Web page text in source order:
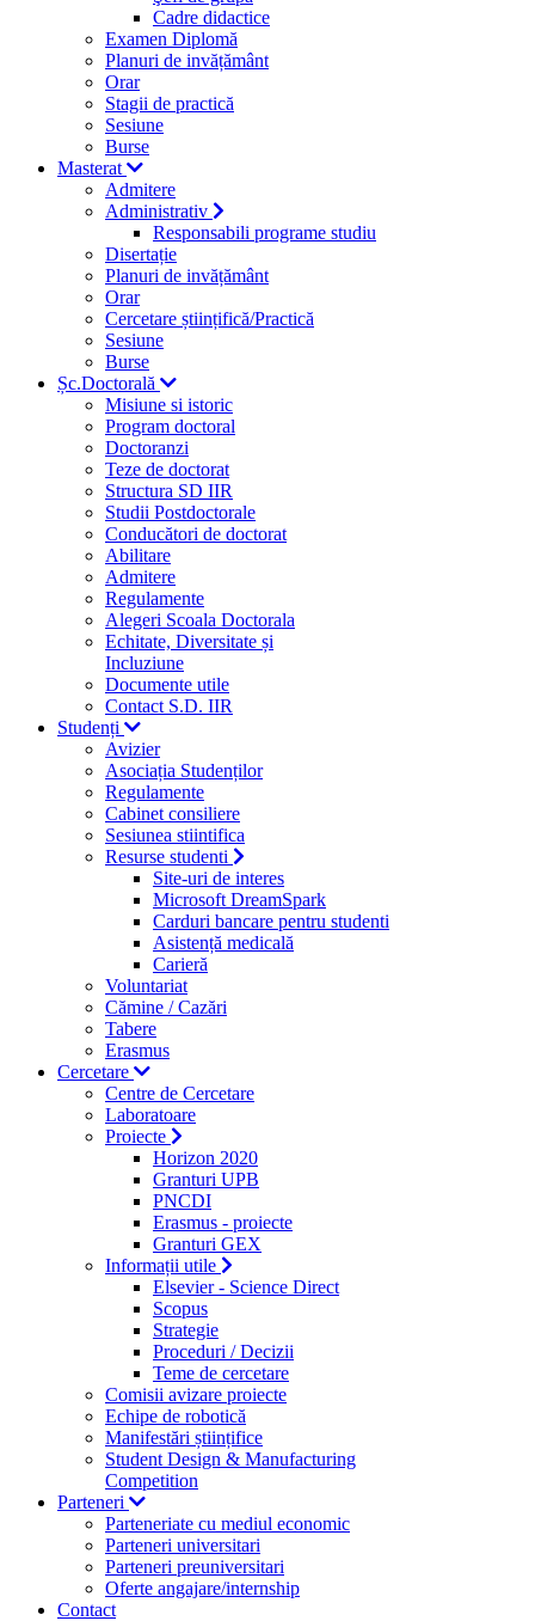
Cadre didactice
Examen Diplomă
Planuri de invățământ
Orar
Stagii de practică
Sesiune
Burse
Masterat
Admitere
Administrativ
Responsabili programe studiu
Disertație
Planuri de invățământ
Orar
Cercetare științifică/Practică
Sesiune
Burse
Șc.Doctorală
Misiune si istoric
Program doctoral
Doctoranzi
Teze de doctorat
Structura SD IIR
Studii Postdoctorale
Conducători de doctorat
Abilitare
Admitere
Regulamente
Alegeri Scoala Doctorala
Echitate, Diversitate și
Incluziune
Documente utile
Contact S.D. IIR
Studenți
Avizier
Asociația Studenților
Regulamente
Cabinet consiliere
Sesiunea stiintifica
Resurse studenti
Site-uri de interes
Microsoft DreamSpark
Carduri bancare pentru studenti
Asistență medicală
Carieră
Voluntariat
Cămine / Cazări
Tabere
Erasmus
Cercetare
Centre de Cercetare
Laboratoare
Proiecte
Horizon 2020
Granturi UPB
PNCDI
Erasmus - proiecte
Granturi GEX
Informații utile
Elsevier - Science Direct
Scopus
Strategie
Proceduri / Decizii
Teme de cercetare
Comisii avizare proiecte
Echipe de robotică
Manifestări științifice
Student Design & Manufacturing
Competition
Parteneri
Parteneriate cu mediul economic
Parteneri universitari
Parteneri preuniversitari
Oferte angajare/internship
Contact